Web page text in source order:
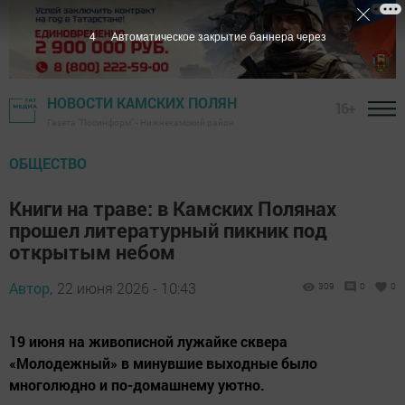
НОВОСТИ КАМСКИХ ПОЛЯН
ОБЩЕСТВО
Книги на траве: в Камских Полянах
прошел литературный пикник под
открытым небом
Автор, 22 июня 2026 - 10:43 309 0 0
19 июня на живописной лужайке сквера
«Молодежный» в минувшие выходные было
многолюдно и по-домашнему уютно.
3 Автоматическое закрытие баннера через